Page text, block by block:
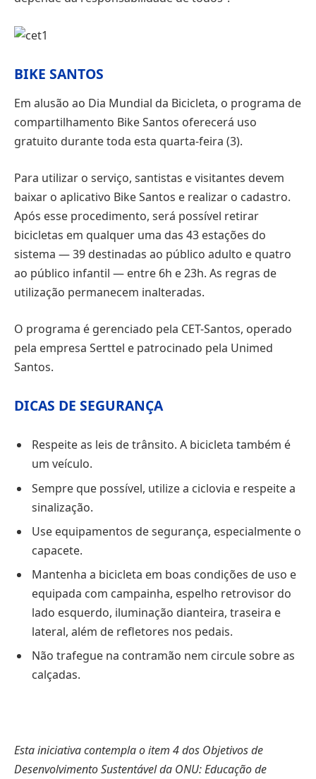
BIKE SANTOS
Em alusão ao Dia Mundial da Bicicleta, o programa de
compartilhamento Bike Santos oferecerá uso
gratuito durante toda esta quarta-feira (3).
Para utilizar o serviço, santistas e visitantes devem
baixar o aplicativo Bike Santos e realizar o cadastro.
Após esse procedimento, será possível retirar
bicicletas em qualquer uma das 43 estações do
sistema — 39 destinadas ao público adulto e quatro
ao público infantil — entre 6h e 23h. As regras de
utilização permanecem inalteradas.
O programa é gerenciado pela CET-Santos, operado
pela empresa Serttel e patrocinado pela Unimed
Santos.
DICAS DE SEGURANÇA
Respeite as leis de trânsito. A bicicleta também é
um veículo.
Sempre que possível, utilize a ciclovia e respeite a
sinalização.
Use equipamentos de segurança, especialmente o
capacete.
Mantenha a bicicleta em boas condições de uso e
equipada com campainha, espelho retrovisor do
lado esquerdo, iluminação dianteira, traseira e
lateral, além de refletores nos pedais.
Não trafegue na contramão nem circule sobre as
calçadas.
Esta iniciativa contempla o item 4 dos Objetivos de
Desenvolvimento Sustentável da ONU: Educação de